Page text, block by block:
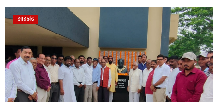
झारखंड